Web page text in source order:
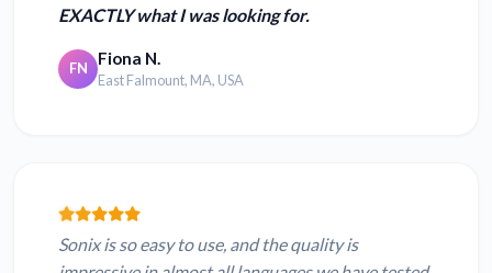
EXACTLY what I was looking for.
FN Fiona N.
East Falmount, MA, USA
Sonix is so easy to use, and the quality is